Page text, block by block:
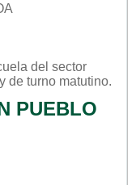
del sector
y de turno matutino.
PUEBLO